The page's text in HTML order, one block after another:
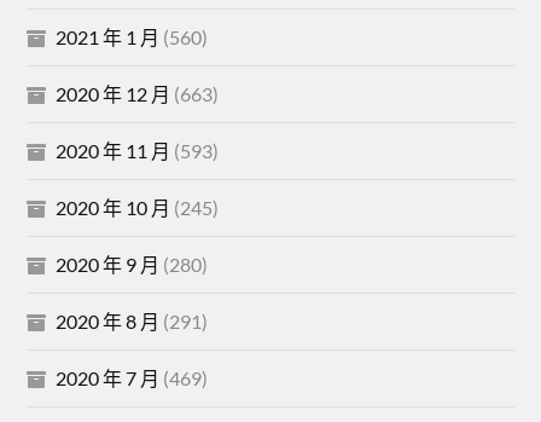
2021 年 1 月 (560)
2020 年 12 月 (663)
2020 年 11 月 (593)
2020 年 10 月 (245)
2020 年 9 月 (280)
2020 年 8 月 (291)
2020 年 7 月 (469)